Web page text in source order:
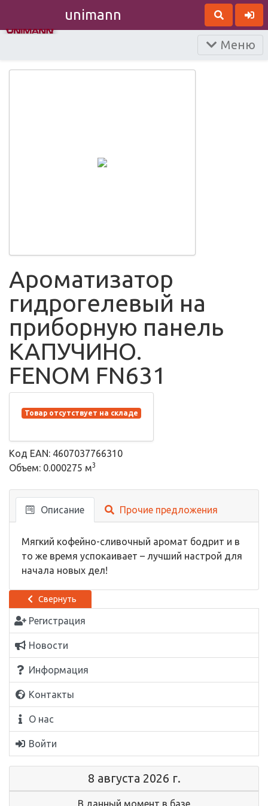
unimann
Меню
Свернуть
Регистрация
Новости
Информация
Контакты
О нас
Войти
8 августа 2026 г.
В данный момент в базе
Ароматизатор
гидрогелевый на
приборную панель
КАПУЧИНО.
FENOM FN631
Товар отсутствует на складе
Код EAN: 4607037766310
Объем: 0.000275 м3
Описание Прочие предложения
Мягкий кофейно-сливочный аромат бодрит и в
то же время успокаивает – лучший настрой для
начала новых дел!